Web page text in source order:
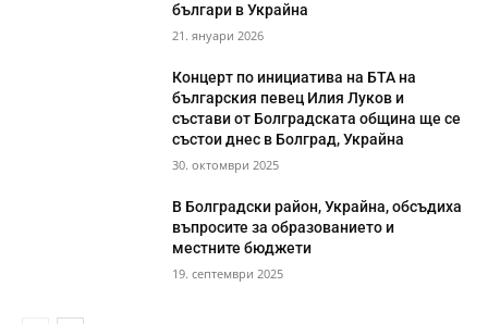
българи в Украйна
21. януари 2026
Концерт по инициатива на БТА на
българския певец Илия Луков и
състави от Болградската община ще се
състои днес в Болград, Украйна
30. октомври 2025
В Болградски район, Украйна, обсъдиха
въпросите за образованието и
местните бюджети
19. септември 2025